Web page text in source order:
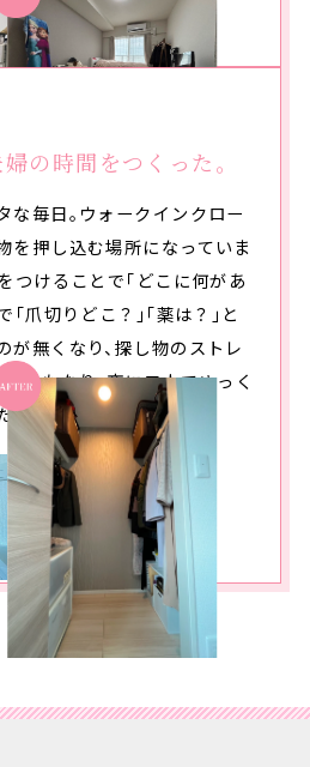
婦の時間をつくった。
な毎日。ウォークインクロー
を押し込む場所になっていま
つけることで「どこに何があ
「爪切りどこ？」「薬は？」と
が無くなり、探し物のストレ
にもなり、夜に二人でゆっく
が一番の収穫です。